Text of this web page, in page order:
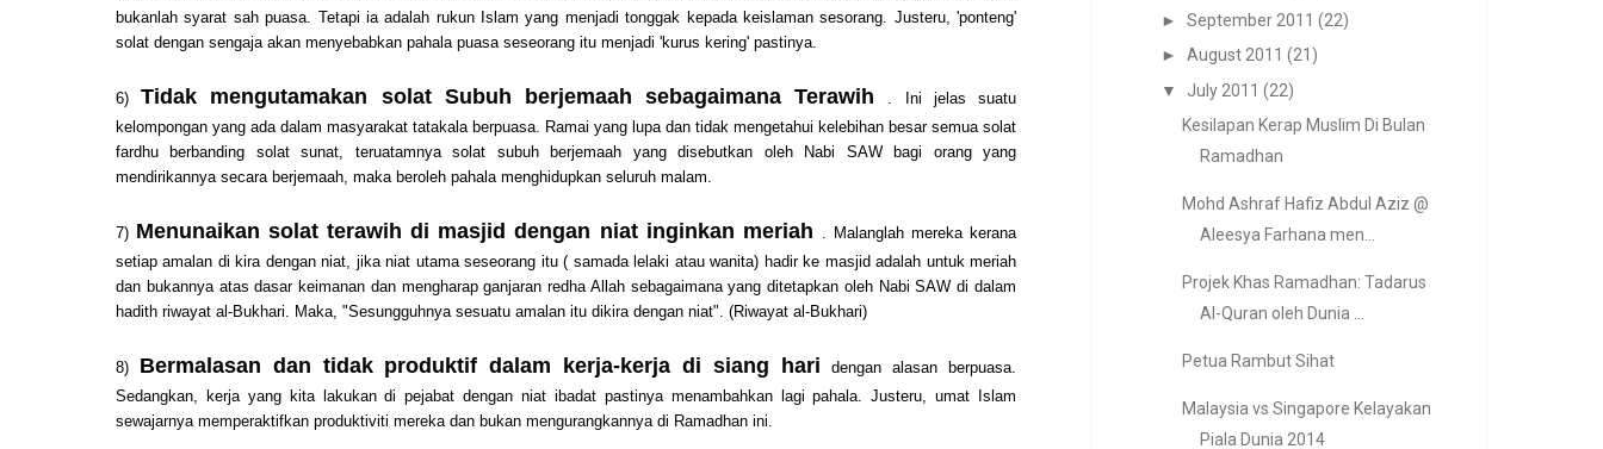
bukanlah syarat sah puasa. Tetapi ia adalah rukun Islam yang menjadi tonggak kepada keislaman sesorang. Justeru, 'ponteng'
solat dengan sengaja akan menyebabkan pahala puasa seseorang itu menjadi 'kurus kering' pastinya.
6) Tidak mengutamakan solat Subuh berjemaah sebagaimana Terawih
. Ini jelas suatu
kelompongan yang ada dalam masyarakat tatakala berpuasa. Ramai yang lupa dan tidak mengetahui kelebihan besar semua solat
fardhu berbanding solat sunat, teruatamnya solat subuh berjemaah yang disebutkan oleh Nabi SAW bagi orang yang
mendirikannya secara berjemaah, maka beroleh pahala menghidupkan seluruh malam.
7) Menunaikan solat terawih di masjid dengan niat inginkan meriah . Malanglah mereka kerana
setiap amalan di kira dengan niat, jika niat utama seseorang itu ( samada lelaki atau wanita) hadir ke masjid adalah untuk meriah
dan bukannya atas dasar keimanan dan mengharap ganjaran redha Allah sebagaimana yang ditetapkan oleh Nabi SAW di dalam
hadith riwayat al-Bukhari. Maka, "Sesungguhnya sesuatu amalan itu dikira dengan niat". (Riwayat al-Bukhari)
8) Bermalasan dan tidak produktif dalam kerja-kerja di siang haridengan alasan berpuasa.
Sedangkan, kerja yang kita lakukan di pejabat dengan niat ibadat pastinya menambahkan lagi pahala. Justeru, umat Islam
sewajarnya memperaktifkan produktiviti mereka dan bukan mengurangkannya di Ramadhan ini.
► September 2011 (22)
► August 2011 (21)
▼
July 2011 (22)
Kesilapan Kerap Muslim Di Bulan
Ramadhan
Mohd Ashraf Hafiz Abdul Aziz @
Aleesya Farhana men...
Projek Khas Ramadhan: Tadarus
Al-Quran oleh Dunia ...
Petua Rambut Sihat
Malaysia vs Singapore Kelayakan
Piala Dunia 2014